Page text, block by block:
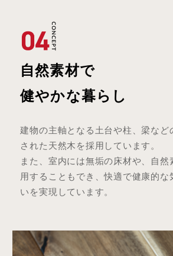
自然素材で
健やかな暮らし
建物の主軸となる土台や柱、梁など
された天然木を採用しています。
また、室内には無垢の床材や、自然
用することもでき、快適で健康的な
いを実現しています。